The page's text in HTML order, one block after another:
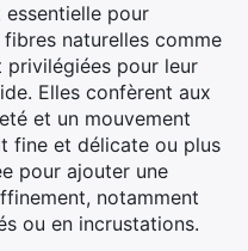
pour
naturelles comme
privilégiées pour leur
Elles confèrent aux
et un mouvement
fine et délicate ou plus
pour ajouter une
notamment
ou en incrustations.